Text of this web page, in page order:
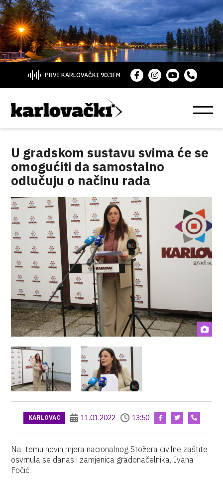
PRVI KARLOVAČKI 90.1FM
U gradskom sustavu svima će se
omogućiti da samostalno
odlučuju o načinu rada
KARLOVAC 11.01.2022 13:50
Na temu novih mjera nacionalnog Stožera civilne zaštite
osvrnula se danas i zamjenica gradonačelnika, Ivana
Fočić.